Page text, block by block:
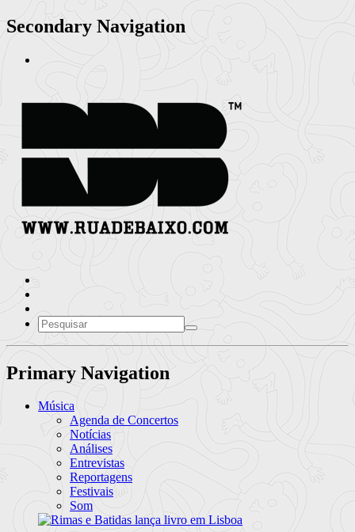
Secondary Navigation
Primary Navigation
Música
Agenda de Concertos
Notícias
Análises
Entrevistas
Reportagens
Festivais
Som